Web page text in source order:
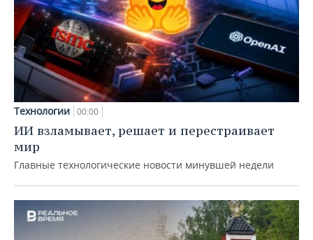
Технологии 00:00
ИИ взламывает, решает и перестраивает
мир
Главные технологические новости минувшей недели